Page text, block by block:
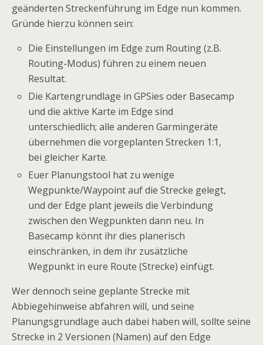
geänderten Streckenführung im Edge nun kommen.
Gründe hierzu können sein:
Die Einstellungen im Edge zum Routing (z.B.
Routing-Modus) führen zu einem neuen
Resultat.
Die Kartengrundlage in GPSies oder Basecamp
und die aktive Karte im Edge sind
unterschiedlich; alle anderen Garmingeräte
übernehmen die vorgeplanten Strecken 1:1,
bei gleicher Karte.
Euer Planungstool hat zu wenige
Wegpunkte/Waypoint auf die Strecke gelegt,
und der Edge plant jeweils die Verbindung
zwischen den Wegpunkten dann neu. In
Basecamp könnt ihr dies planerisch
einschränken, in dem ihr zusätzliche
Wegpunkt in eure Route (Strecke) einfügt.
Wer dennoch seine geplante Strecke mit
Abbiegehinweise abfahren will, und seine
Planungsgrundlage auch dabei haben will, sollte seine
Strecke in 2 Versionen (Namen) auf den Edge